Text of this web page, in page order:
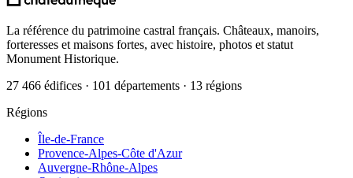
La référence du patrimoine castral français. Châteaux, manoirs,
forteresses et maisons fortes, avec histoire, photos et statut
Monument Historique.
27 466 édifices · 101 départements · 13 régions
Régions
Île-de-France
Provence-Alpes-Côte d'Azur
Auvergne-Rhône-Alpes